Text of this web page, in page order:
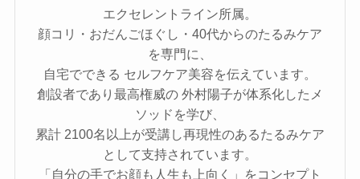
エクセレントライン所属。
顔コリ・おだんごほぐし・40代からのたるみケア
を専門に、
自宅でできる セルフケア美容を伝えています。
創設者であり最高権威の 外村陽子が体系化したメ
ソッドを学び、
累計 2100名以上が受講し再現性のあるたるみケア
として支持されています。
「自分の手でお顔も人生も上向く」をコンセプト